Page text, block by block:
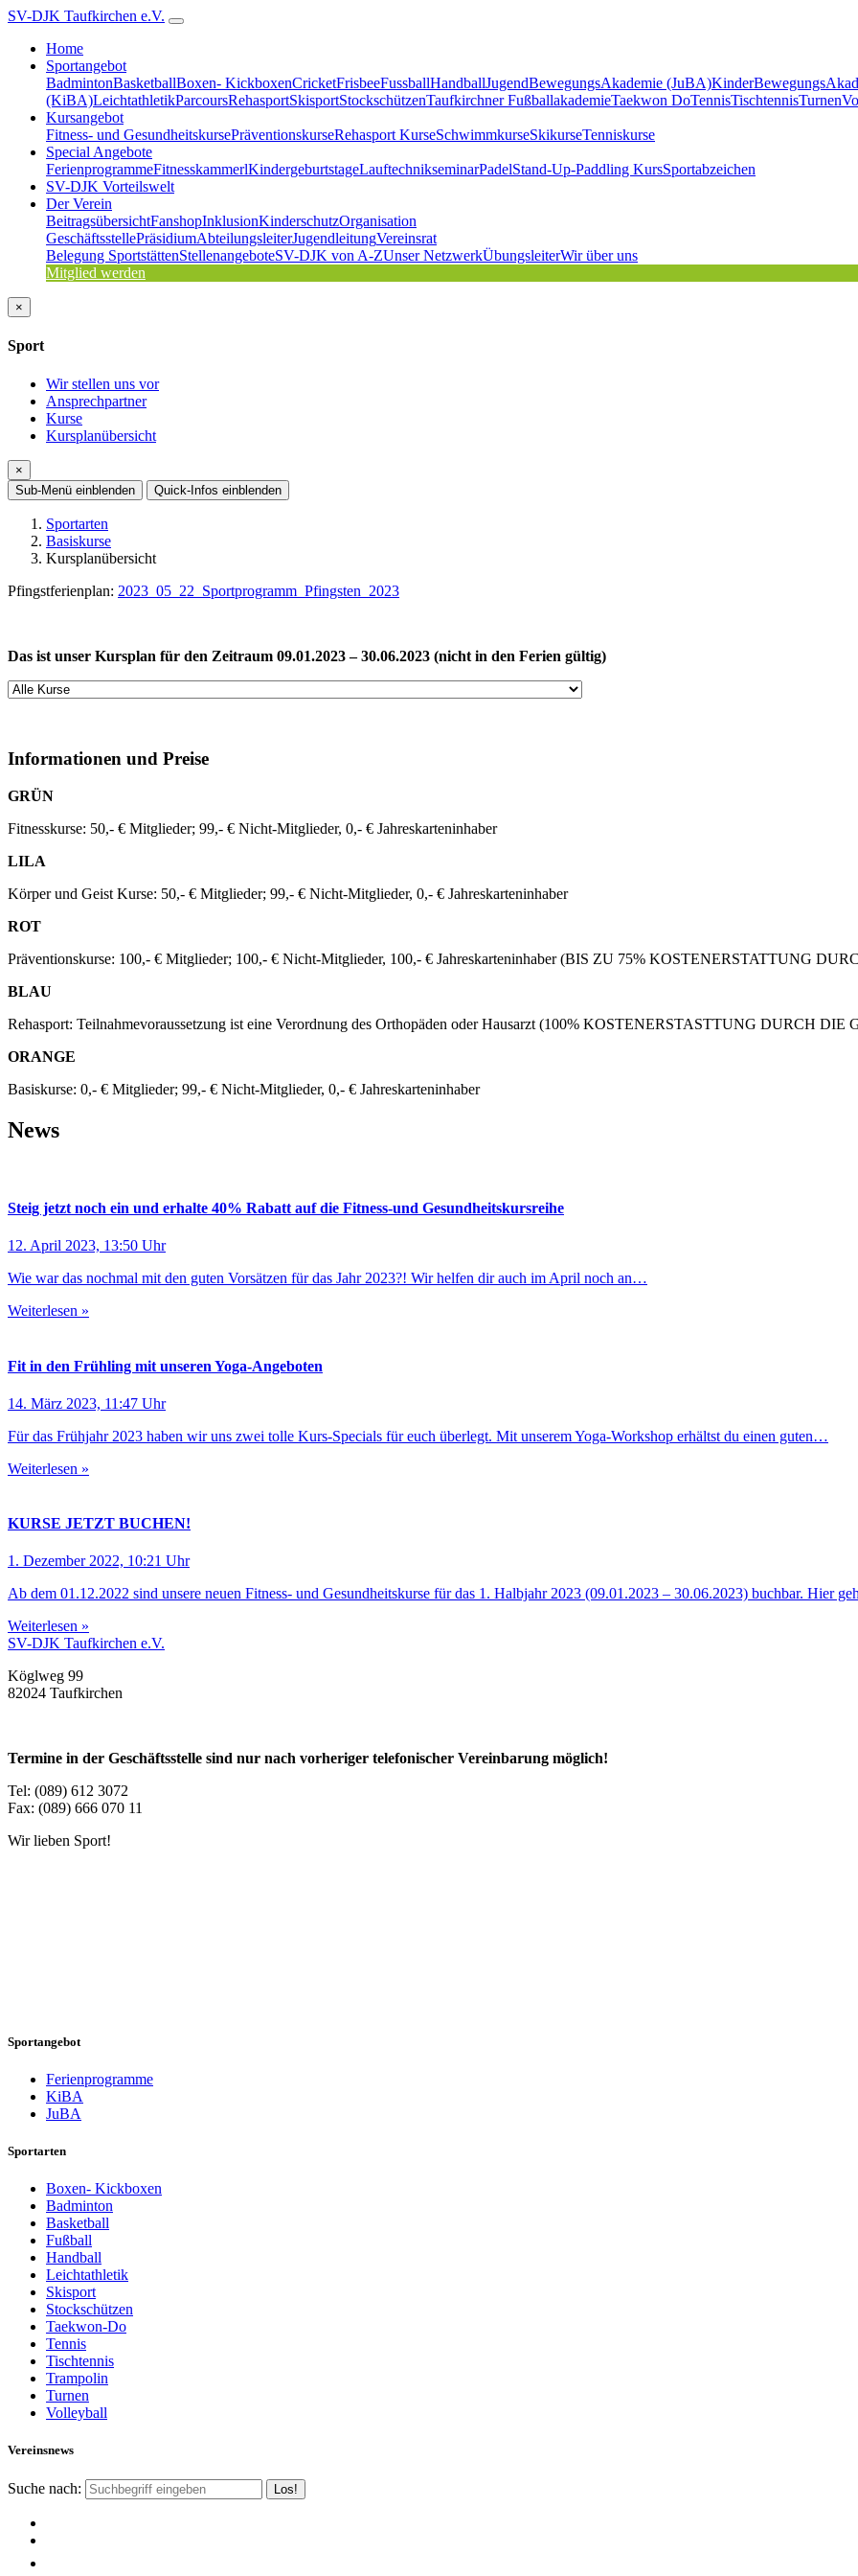
SV-DJK Taufkirchen e.V.
Home
Sportangebot
BadmintonBasketballBoxen- KickboxenCricketFrisbeeFussballHandballJugendBewegungsAkademie (JuBA)
(KiBA)LeichtathletikParcoursRehasportSkisportStockschützenTaufkirchner FußballakademieTaekwon DoTennisTischtennisTurnen
Kursangebot
Fitness- und GesundheitskursePräventionskurseRehasport KurseSchwimmkurseSkikurseTenniskurse
Special Angebote
FerienprogrammeFitnesskammerlKindergeburtstageLauftechnikseminarPadelStand-Up-Paddling KursSportabzeichen
SV-DJK Vorteilswelt
Der Verein
BeitragsübersichtFanshopInklusionKinderschutzOrganisation
GeschäftsstellePräsidiumAbteilungsleiterJugendleitungVereinsrat
Belegung SportstättenStellenangeboteSV-DJK von A-ZUnser NetzwerkÜbungsleiterWir über uns
Mitglied werden
×
Sport
Wir stellen uns vor
Ansprechpartner
Kurse
Kursplanübersicht
×
Sub-Menü einblenden Quick-Infos einblenden
Sportarten
Basiskurse
Kursplanübersicht
Pfingstferienplan: 2023_05_22_Sportprogramm_Pfingsten_2023
Das ist unser Kursplan für den Zeitraum 09.01.2023 – 30.06.2023 (nicht in den Ferien gültig)
Informationen und Preise
GRÜN
Fitnesskurse: 50,- € Mitglieder; 99,- € Nicht-Mitglieder, 0,- € Jahreskarteninhaber
LILA
Körper und Geist Kurse: 50,- € Mitglieder; 99,- € Nicht-Mitglieder, 0,- € Jahreskarteninhaber
ROT
Präventionskurse: 100,- € Mitglieder; 100,- € Nicht-Mitglieder, 100,- € Jahreskarteninhaber (BIS ZU 75% KOSTENERSTATTUNG
BLAU
Rehasport: Teilnahmevoraussetzung ist eine Verordnung des Orthopäden oder Hausarzt (100% KOSTENERSTASTTUNG DURCH
ORANGE
Basiskurse: 0,- € Mitglieder; 99,- € Nicht-Mitglieder, 0,- € Jahreskarteninhaber
News
Steig jetzt noch ein und erhalte 40% Rabatt auf die Fitness-und Gesundheitskursreihe
12. April 2023, 13:50 Uhr
Wie war das nochmal mit den guten Vorsätzen für das Jahr 2023?! Wir helfen dir auch im April noch an…
Weiterlesen »
Fit in den Frühling mit unseren Yoga-Angeboten
14. März 2023, 11:47 Uhr
Für das Frühjahr 2023 haben wir uns zwei tolle Kurs-Specials für euch überlegt. Mit unserem Yoga-Workshop erhältst du einen guten…
Weiterlesen »
KURSE JETZT BUCHEN!
1. Dezember 2022, 10:21 Uhr
Ab dem 01.12.2022 sind unsere neuen Fitness- und Gesundheitskurse für das 1. Halbjahr 2023 (09.01.2023 – 30.06.2023) buchbar. Hier
Weiterlesen »
SV-DJK Taufkirchen e.V.
Köglweg 99
82024 Taufkirchen
Termine in der Geschäftsstelle sind nur nach vorheriger telefonischer Vereinbarung möglich!
Tel: (089) 612 3072
Fax: (089) 666 070 11
Wir lieben Sport!
Sportangebot
Ferienprogramme
KiBA
JuBA
Sportarten
Boxen- Kickboxen
Badminton
Basketball
Fußball
Handball
Leichtathletik
Skisport
Stockschützen
Taekwon-Do
Tennis
Tischtennis
Trampolin
Turnen
Volleyball
Vereinsnews
Suche nach: